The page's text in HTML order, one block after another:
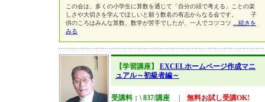
この会は、多くの小学生に算数を通じて「自分の頭で考える」ことの楽
しさや大切さを学んでほしいと願う数名の有志からなる会です。 子
供のころはみんな算数、数学が苦手でしたが、一人でコツコツ
...続きを
みる
【学習講座】 EXCELホームページ作成マニ
ュアル～初級者編～
受講料：\ 837/講座
無料お試し受講OK!